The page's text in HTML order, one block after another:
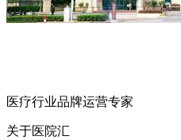
医疗行业品牌运营专家
关于医院汇